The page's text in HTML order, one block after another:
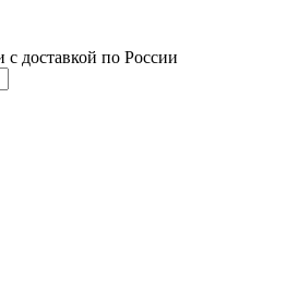
с доставкой по России